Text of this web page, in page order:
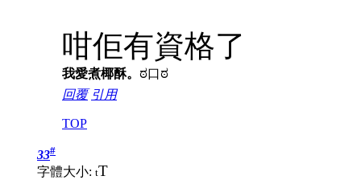
咁佢有資格了
我愛煮椰酥。 ಠ口ಠ
回覆 引用
TOP
33#
字體大小: tT